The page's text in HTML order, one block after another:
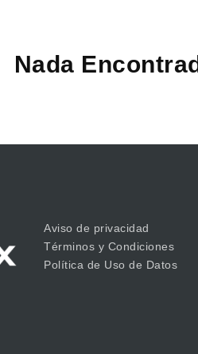
Nada
Aviso de privacidad
Términos y Condiciones
Política de Uso de Datos